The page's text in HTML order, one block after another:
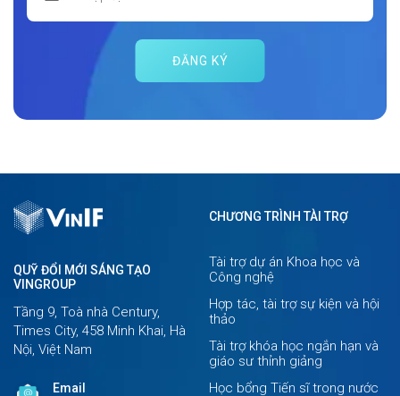
ĐĂNG KÝ
QUỸ ĐỔI MỚI SÁNG TẠO
VINGROUP
Tầng 9, Toà nhà Century,
Times City, 458 Minh Khai, Hà
Nội, Việt Nam
Email
CHƯƠNG TRÌNH TÀI TRỢ
Tài trợ dự án Khoa học và
Công nghệ
Hợp tác, tài trợ sự kiện và hội
thảo
Tài trợ khóa học ngắn hạn và
giáo sư thỉnh giảng
Học bổng Tiến sĩ trong nước